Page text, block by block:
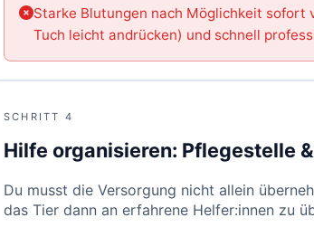
Starke Blutungen nach Möglichkeit sofort
Tuch leicht andrücken) und schnell
SCHRITT 4
Hilfe organisieren: Pflegestelle
Du musst die Versorgung nicht allein
das Tier dann an erfahrene Helfer:innen zu